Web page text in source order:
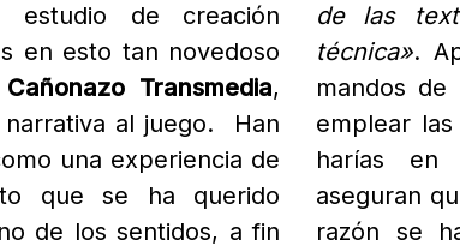
de creación
en esto tan novedoso
Cañonazo Transmedia,
al juego. Han
una experiencia de
que se ha querido
de los sentidos, a fin
de las
técnica».
mandos
emplear
harías en
aseguran
razón se